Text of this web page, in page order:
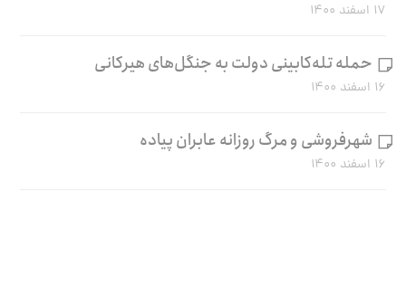
۱۷ اسفند ۱۴۰۰
حمله تله‌کابینی دولت به جنگل‌های هیرکانی
۱۶ اسفند ۱۴۰۰
شهرفروشی و مرگ روزانه عابران پیاده
۱۶ اسفند ۱۴۰۰